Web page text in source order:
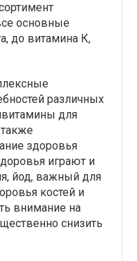
основные
до витамина К,
различных
для
здоровья
играют и
йод, важный для
костей и
внимание на
снизить